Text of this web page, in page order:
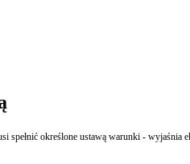
usłg najmu domków letniskowych kartą podatkową jest możliwe. Aby jednak skorzystać z tej formy